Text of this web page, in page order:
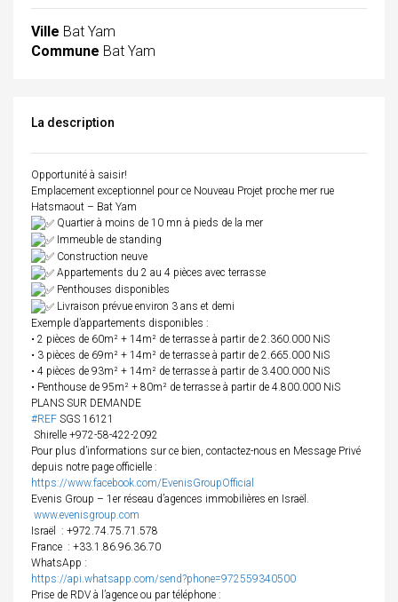
Ville Bat Yam
Commune Bat Yam
La description
Opportunité à saisir!
Emplacement exceptionnel pour ce Nouveau Projet proche mer rue
Hatsmaout – Bat Yam
Quartier à moins de 10 mn à pieds de la mer
Immeuble de standing
Construction neuve
Appartements du 2 au 4 pièces avec terrasse
Penthouses disponibles
Livraison prévue environ 3 ans et demi
Exemple d’appartements disponibles :
•⁠ ⁠2 pièces de 60m² + 14m² de terrasse à partir de 2.360.000 NiS
•⁠ ⁠3 pièces de 69m² + 14m² de terrasse à partir de 2.665.000 NiS
•⁠ ⁠4 pièces de 93m² + 14m² de terrasse à partir de 3.400.000 NiS
•⁠ ⁠Penthouse de 95m² + 80m² de terrasse à partir de 4.800.000 NiS
PLANS SUR DEMANDE
#REF SGS 16121
Shirelle +972-58-422-2092
Pour plus d’informations sur ce bien, contactez-nous en Message Privé
depuis notre page officielle :
https://www.facebook.com/EvenisGroupOfficial
Evenis Group – 1er réseau d’agences immobilières en Israël.
www.evenisgroup.com
Israël
: +972.74.75.71.578
France : +33.1.86.96.36.70
WhatsApp :
https://api.whatsapp.com/send?phone=972559340500
Prise de RDV à l’agence ou par téléphone :